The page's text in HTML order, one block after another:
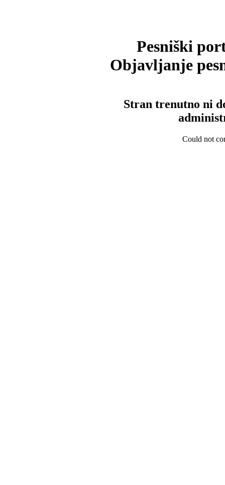
Pesniški
Objavljanje
Stran trenutno ni
Could not